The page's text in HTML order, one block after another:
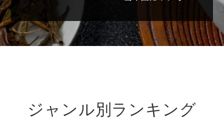
ジャンル別ランキング